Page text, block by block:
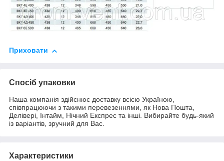
Приховати
Спосіб упаковки
Наша компанія здійснює доставку всією Україною,
співпрацюючи з такими перевезеннями, як Нова Пошта,
Делівері, Інтайм, Нічний Експрес та інші. Вибирайте будь-який
із варіантів, зручний для Вас.
Характеристики